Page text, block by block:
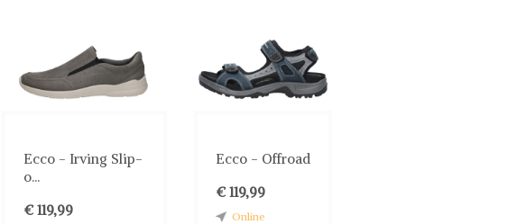
Ecco - Irving Slip-
o...
€ 119,99
Ecco - Offroad
€ 119,99
Online